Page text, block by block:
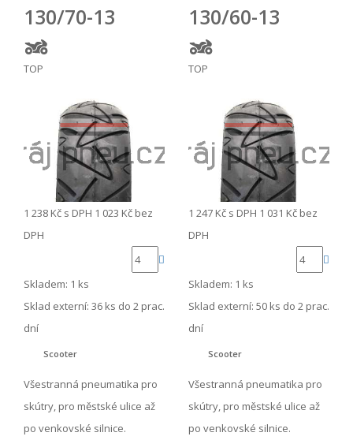
130/70-13
TOP
1 238 Kč s DPH 1 023 Kč bez
DPH
Skladem: 1 ks
Sklad externí: 36 ks do 2 prac.
dní
Scooter
Všestranná pneumatika pro
skútry, pro městské ulice až
po venkovské silnice.
130/60-13
TOP
1 247 Kč s DPH 1 031 Kč bez
DPH
Skladem: 1 ks
Sklad externí: 50 ks do 2 prac.
dní
Scooter
Všestranná pneumatika pro
skútry, pro městské ulice až
po venkovské silnice.